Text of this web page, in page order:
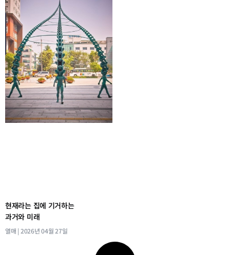
현재라는 집에 기거하는
과거와 미래
열매 2026년 04월 27일